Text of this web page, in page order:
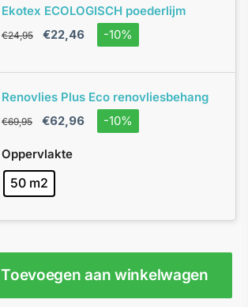
Ekotex ECOLOGISCH poederlijm
€24,95 €22,46 -10%
Renovlies Plus Eco renovliesbehang
€69,95 €62,96 -10%
Oppervlakte
50 m2
Toevoegen aan winkelwagen